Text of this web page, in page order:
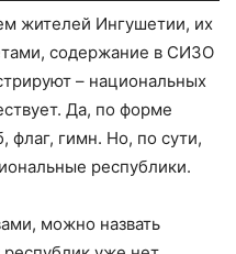
жителей Ингушетии, их
содержание в СИЗО
– национальных
Да, по форме
флаг, гимн. Но, по сути,
республики.
можно назвать